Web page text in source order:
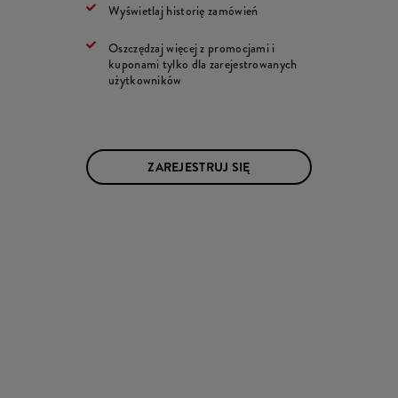
Wyświetlaj historię zamówień
Oszczędzaj więcej z promocjami i
kuponami tylko dla zarejestrowanych
użytkowników
ZAREJESTRUJ SIĘ